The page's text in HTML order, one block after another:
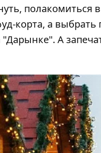
полакомиться
корта, а
А